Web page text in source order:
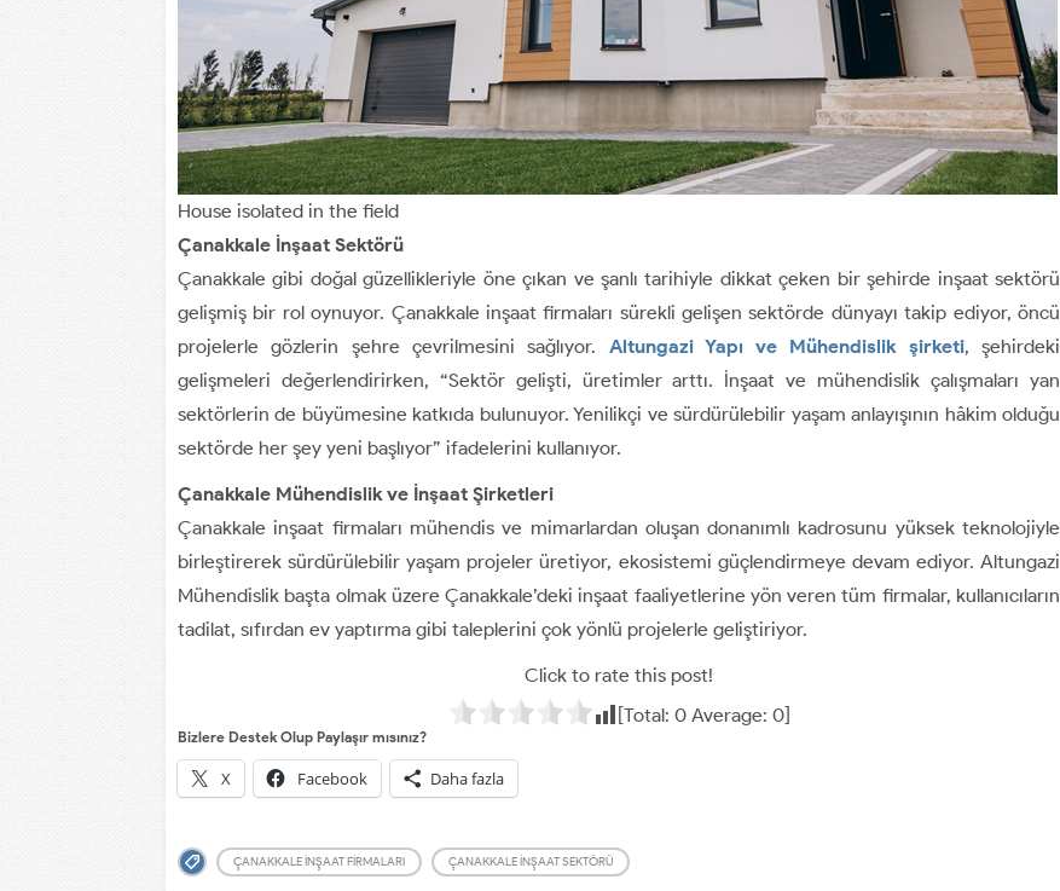
House isolated in the field
Çanakkale İnşaat Sektörü
Çanakkale gibi doğal güzellikleriyle öne çıkan ve şanlı tarihiyle dikkat çeken bir şehirde inşaat sektörü
gelişmiş bir rol oynuyor. Çanakkale inşaat firmaları sürekli gelişen sektörde dünyayı takip ediyor, öncü
projelerle gözlerin şehre çevrilmesini sağlıyor. Altungazi Yapı ve Mühendislik şirketi, şehirdeki
gelişmeleri değerlendirirken, “Sektör gelişti, üretimler arttı. İnşaat ve mühendislik çalışmaları yan
sektörlerin de büyümesine katkıda bulunuyor. Yenilikçi ve sürdürülebilir yaşam anlayışının hâkim olduğu
sektörde her şey yeni başlıyor” ifadelerini kullanıyor.
Çanakkale Mühendislik ve İnşaat Şirketleri
Çanakkale inşaat firmaları mühendis ve mimarlardan oluşan donanımlı kadrosunu yüksek teknolojiyle
birleştirerek sürdürülebilir yaşam projeler üretiyor, ekosistemi güçlendirmeye devam ediyor. Altungazi
Mühendislik başta olmak üzere Çanakkale’deki inşaat faaliyetlerine yön veren tüm firmalar, kullanıcıların
tadilat, sıfırdan ev yaptırma gibi taleplerini çok yönlü projelerle geliştiriyor.
Click to rate this post!
[Total: 0Average: 0]
Bizlere Destek Olup Paylaşır mısınız?
X Facebook Daha fazla
ÇANAKKALE İNŞAAT FIRMALARI ÇANAKKALE İNŞAAT SEKTÖRÜ